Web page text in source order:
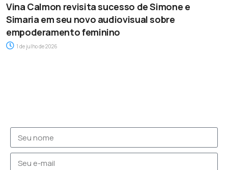
Vina Calmon revisita sucesso de Simone e
Simaria em seu novo audiovisual sobre
empoderamento feminino
1 de julho de 2026